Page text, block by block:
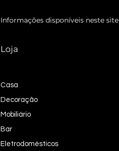
Informações disponíveis neste site
Loja
Casa
Decoração
Mobiliário
Bar
Eletrodomésticos